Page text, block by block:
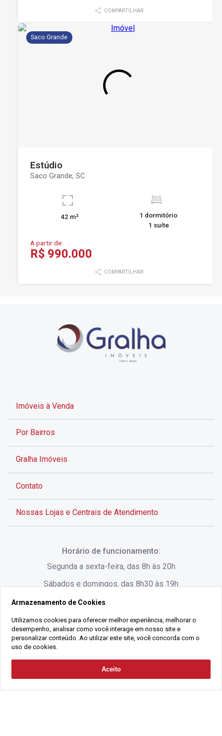
Solicitar Contato
COMPARTILHAR
Saco Grande
Estúdio
Saco Grande, SC
42 m²
1 dormitório
1 suíte
A partir de:
R$ 990.000
COMPARTILHAR
Imóveis à Venda
Por Bairros
Gralha Imóveis
Contato
Nossas Lojas e Centrais de Atendimento
Rua Lauro Linhares, 1080 - Trindade, Florianópolis -
SC
(48) 3220-1045
Alameda César Nascimento, 549, Salas 1, 2 e 3 -
Jurerê, - Florianópolis - SC
Horário de funcionamento:
Segunda a sexta-feira, das 8h às 20h
Sábados e domingos, das 8h30 às 19h
2021 Copyright - Gralha Imóveis CRECI 008060/O - Todos os direitos
CNPJ:18.091.083/0001-37
Armazenamento de Cookies
Utilizamos cookies para oferecer melhor experiência, melhorar o
desempenho, analisar como você interage em nosso site e
personalizar conteúdo. Ao utilizar este site, você concorda com o
uso de cookies.
Aceito